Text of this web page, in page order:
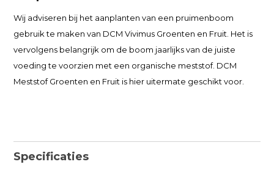
Wij adviseren bij het aanplanten van een pruimenboom
gebruik te maken van DCM Vivimus Groenten en Fruit. Het is
vervolgens belangrijk om de boom jaarlijks van de juiste
voeding te voorzien met een organische meststof. DCM
Meststof Groenten en Fruit is hier uitermate geschikt voor.
Specificaties